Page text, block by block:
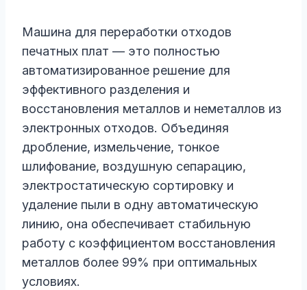
Машина для переработки отходов
печатных плат — это полностью
автоматизированное решение для
эффективного разделения и
восстановления металлов и неметаллов из
электронных отходов. Объединяя
дробление, измельчение, тонкое
шлифование, воздушную сепарацию,
электростатическую сортировку и
удаление пыли в одну автоматическую
линию, она обеспечивает стабильную
работу с коэффициентом восстановления
металлов более 99% при оптимальных
условиях.